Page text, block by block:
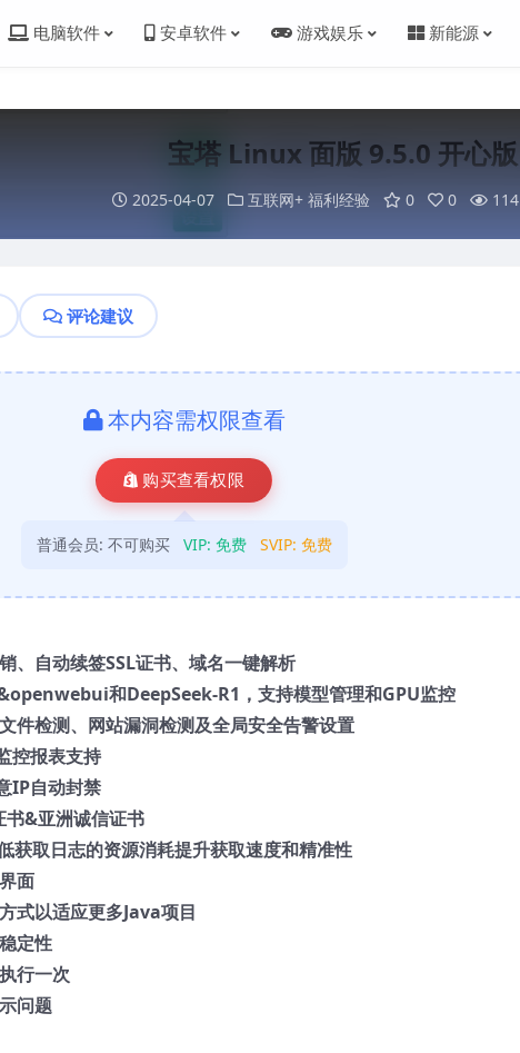
电脑软件 安卓软件 游戏娱乐 新能源
宝塔 Linux 面版 9.5.0 开心版
2025-04-07 互联网+ 福利经验 0 0 114
评论建议
本内容需权限查看
购买查看权限
普通会员: 不可购买 VIP: 免费 SVIP: 免费
、自动续签SSL证书、域名一键解析
和DeepSeek-R1，支持模型管理和GPU监控
件检测、网站漏洞检测及全局安全告警设置
控报表支持
IP自动封禁
书&亚洲诚信证书
获取日志的资源消耗提升获取速度和精准性
面
式以适应更多Java项目
定性
行一次
问题